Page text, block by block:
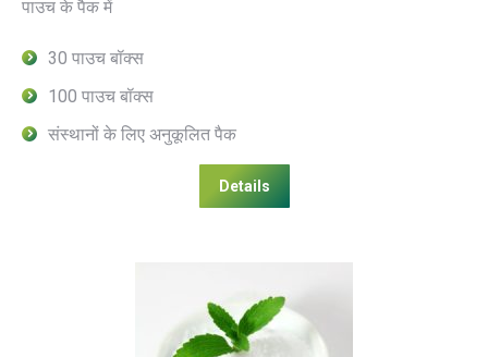
पाउच के पैक में
30 पाउच बॉक्स
100 पाउच बॉक्स
संस्थानों के लिए अनुकूलित पैक
Details